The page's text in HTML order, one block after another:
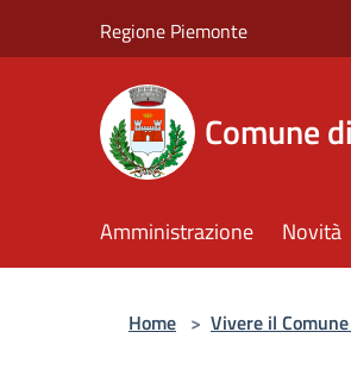
Regione Piemonte
Comune
Amministrazione Novità
Home > Vivere il Comune